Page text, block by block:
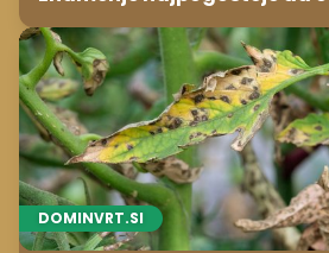
DOMINVRT.SI